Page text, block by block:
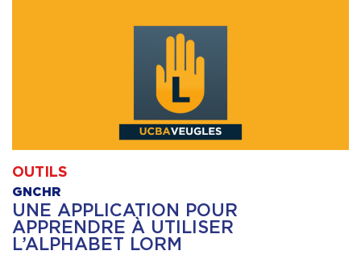
OUTILS
GNCHR
UNE APPLICATION POUR
APPRENDRE À UTILISER
L’ALPHABET LORM